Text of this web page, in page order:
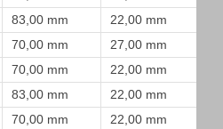
83,00 mm
22,00 mm
70,00 mm
27,00 mm
70,00 mm
22,00 mm
83,00 mm
22,00 mm
70,00 mm
22,00 mm